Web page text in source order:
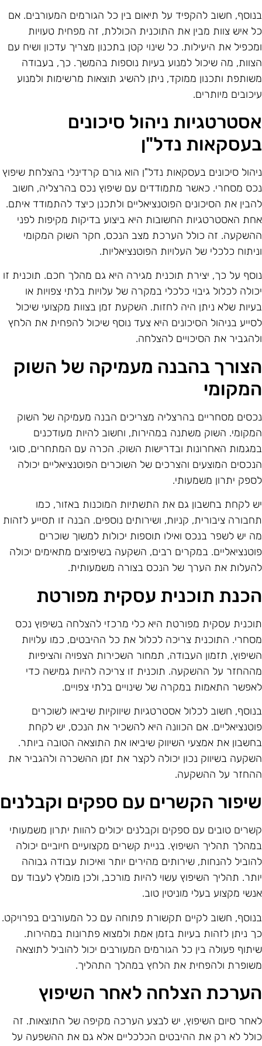
חשוב להקפיד על תיאום בין כל הגורמים המעורבים. אם
איש צוות מבין את התוכנית הכוללת, זה מפחית טעויות
את היעילות. כל שינוי קטן בתכנון מצריך עדכון ושיח עם
מה שיכול למנוע בעיות נוספות בהמשך. כך, בעבודה
ותכנון ממוקד, ניתן להשיג תוצאות מרשימות ולמנוע
מיותרים.
ניהול סיכונים
נדל"ן
סיכונים בעסקאות נדל"ן הוא גורם קרדינלי בהצלחת שיפוץ
מסחרי. כאשר מתמודדים עם שיפוץ נכס בהרצליה, חשוב
את הסיכונים הפוטנציאליים ולתכנן כיצד להתמודד איתם.
האסטרטגיות החשובות היא ביצוע בדיקות מקיפות לפני
זה כולל הערכת מצב הנכס, חקר השוק המקומי
כלכלי של העלויות הפוטנציאליות.
על כך, יצירת תוכנית מגירה היא גם מהלך חכם. תוכנית זו
לכלול גיבוי כלכלי במקרה של עלויות בלתי צפויות או
שלא ניתן היה לחזות. השקעת זמן בצוות מקצועי שיכול
בניהול הסיכונים היא צעד נוסף שיכול להפחית את הלחץ
את הסיכויים להצלחה.
בהבנה מעמיקה של השוק
מסחריים בהרצליה מצריכים הבנה מעמיקה של השוק
השוק משתנה במהירות, וחשוב להיות מעודכנים
האחרונות ובדרישות השוק. הכרה עם המתחרים, סוגי
המוצעים והצרכים של השוכרים הפוטנציאליים יכולה
יתרון משמעותי.
לקחת בחשבון גם את התשתיות המוכנות באזור, כמו
ציבורית, קניות, ושירותים נוספים. הבנה זו תסייע לזהות
יש לשפר בנכס ואילו תוספות יכולות למשוך שוכרים
במקרים רבים, השקעה בשיפוצים מתאימים יכולה
את הערך של הנכס בצורה משמעותית.
תוכנית עסקית מפורטת
עסקית מפורטת היא כלי מרכזי להצלחה בשיפוץ נכס
התוכנית צריכה לכלול את כל ההיבטים, כמו עלויות
תזמון העבודה, תמחור השכירות הצפויה והציפיות
על ההשקעה. תוכנית זו צריכה להיות גמישה כדי
התאמות במקרה של שינויים בלתי צפויים.
חשוב לכלול אסטרטגיות שיווקיות שיביאו לשוכרים
אם הכוונה היא להשכיר את הנכס, יש לקחת
את אמצעי השיווק שיביאו את התוצאה הטובה ביותר.
בשיווק נכון יכולה לקצר את זמן ההשכרה ולהגביר את
על ההשקעה.
הקשרים עם ספקים וקבלנים
טובים עם ספקים וקבלנים יכולים להוות יתרון משמעותי
תהליך השיפוץ. בניית קשרים מקצועיים חיוביים יכולה
להנחות, שירותים מהירים יותר ואיכות עבודה גבוהה
תהליך השיפוץ עשוי להיות מורכב, ולכן מומלץ לעבוד עם
מקצוע בעלי מוניטין טוב.
חשוב לקיים תקשורת פתוחה עם כל המעורבים בפרויקט.
ניתן לזהות בעיות בזמן אמת ולמצוא פתרונות במהירות.
פעולה בין כל הגורמים המעורבים יכול להוביל לתוצאה
ולהפחית את הלחץ במהלך התהליך.
הצלחה לאחר השיפוץ
סיום השיפוץ, יש לבצע הערכה מקיפה של התוצאות. זה
לא רק את ההיבטים הכלכליים אלא גם את ההשפעה על